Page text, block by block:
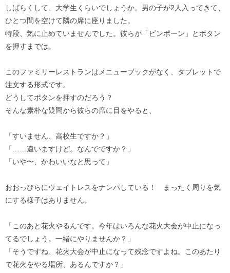
しばらくして、大学生くらいでしょうか。男の子が2人入ってきて、
ひとつ間を空けて隣の席に座りました。
特段、気に止めていませんでした。彼らが「ピンポーン」とボタン
を押すまでは。
このファミリーレストランはメニューブックがなく、タブレットで
注文する形式です。
どうしてボタンを押すのだろう？
そんな素朴な疑問から彼らの席に目をやると、
「すいません、高校生ですか？」
「……違いますけど。なんでですか？」
「いや〜、かわいいなと思って」
おおっぴらにウェイトレスをナンパしている！ まったく周りを気
にする様子はありません。
「このあと花火やるんです。今年はいろんな花火大会が中止になっ
てるでしょう。一緒にやりませんか？」
「そうですね、花火大会が中止になって残念ですよね。このあたり
で花火をやる場所、あるんですか？」